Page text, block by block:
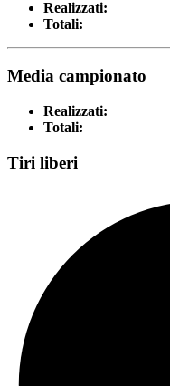
Realizzati:
Totali:
Media campionato
Realizzati:
Totali:
Tiri liberi